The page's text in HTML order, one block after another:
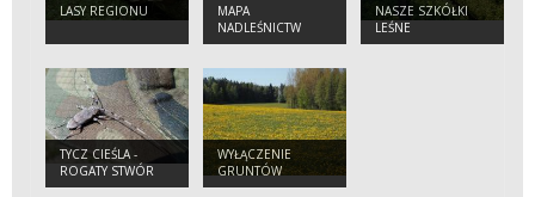
LASY REGIONU
MAPA
NADLEŚNICTW
NASZE SZKÓŁKI
LEŚNE
TYCZ CIEŚLA -
ROGATY STWÓR
WYŁĄCZENIE
GRUNTÓW
LEŚNYCH Z